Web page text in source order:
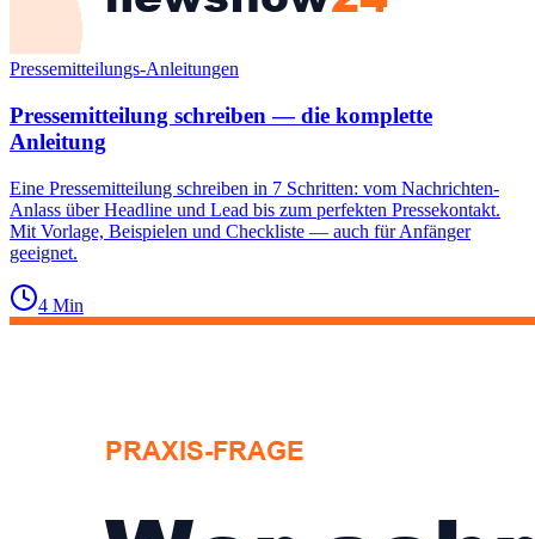
Pressemitteilungs-Anleitungen
Pressemitteilung schreiben — die komplette
Anleitung
Eine Pressemitteilung schreiben in 7 Schritten: vom Nachrichten-
Anlass über Headline und Lead bis zum perfekten Pressekontakt.
Mit Vorlage, Beispielen und Checkliste — auch für Anfänger
geeignet.
4 Min